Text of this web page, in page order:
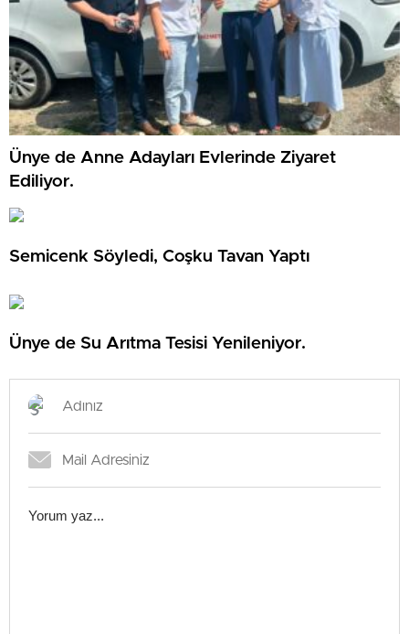
Ünye de Anne Adayları Evlerinde Ziyaret
Ediliyor.
Semicenk Söyledi, Coşku Tavan Yaptı
Ünye de Su Arıtma Tesisi Yenileniyor.